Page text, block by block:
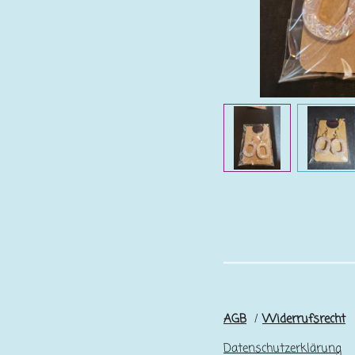
AGB /Widerrufsrecht
Datenschutzerklärung